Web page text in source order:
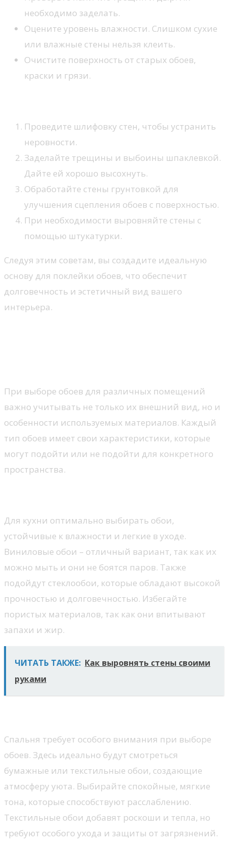
необходимо заделать.
Оцените уровень влажности. Слишком сухие
или влажные стены нельзя клеить.
Очистите поверхность от старых обоев,
краски и грязи.
Проведите шлифовку стен, чтобы устранить
неровности.
Заделайте трещины и выбоины шпаклевкой.
Дайте ей хорошо высохнуть.
Обработайте стены грунтовкой для
улучшения сцепления обоев с поверхностью.
При необходимости выровняйте стены с
помощью штукатурки.
Следуя этим советам, вы создадите идеальную
основу для поклейки обоев, что обеспечит
долговечность и эстетичный вид вашего
интерьера.
При выборе обоев для различных помещений
важно учитывать не только их внешний вид, но и
особенности используемых материалов. Каждый
тип обоев имеет свои характеристики, которые
могут подойти или не подойти для конкретного
пространства.
Для кухни оптимально выбирать обои,
устойчивые к влажности и легкие в уходе.
Виниловые обои – отличный вариант, так как их
можно мыть и они не боятся паров. Также
подойдут стеклообои, которые обладают высокой
прочностью и долговечностью. Избегайте
пористых материалов, так как они впитывают
запахи и жир.
ЧИТАТЬ ТАКЖЕ: Как выровнять стены своими
руками
Спальня требует особого внимания при выборе
обоев. Здесь идеально будут смотреться
бумажные или текстильные обои, создающие
атмосферу уюта. Выбирайте спокойные, мягкие
тона, которые способствуют расслаблению.
Текстильные обои добавят роскоши и тепла, но
требуют особого ухода и защиты от загрязнений.